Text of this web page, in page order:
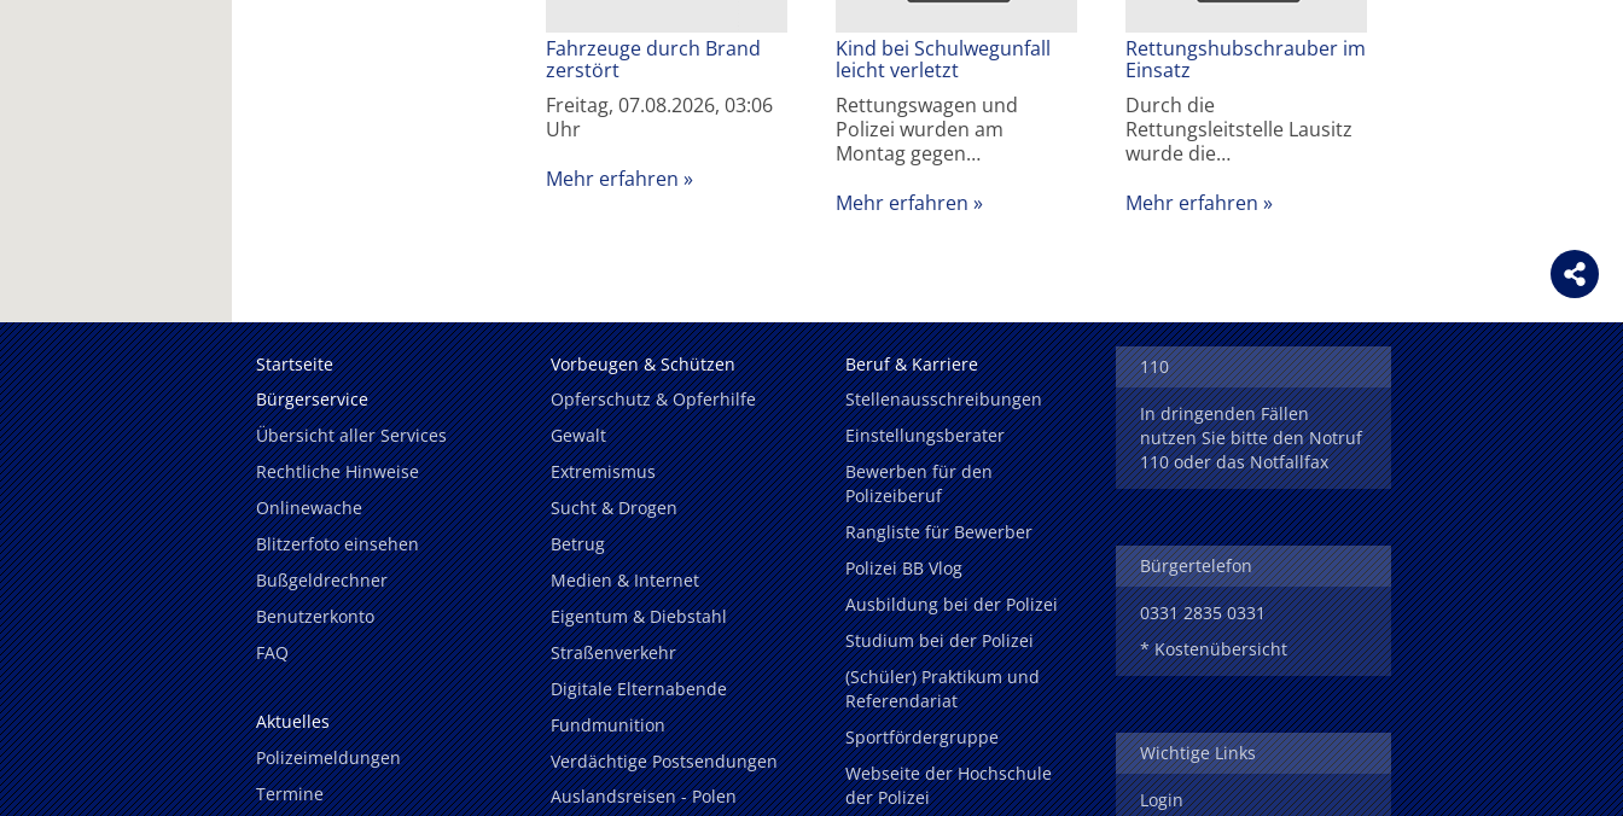
Fahrzeuge durch Brand
zerstört
Freitag, 07.08.2026, 03:06
Uhr
Mehr erfahren
Kind bei Schulwegunfall
leicht verletzt
Rettungswagen und
Polizei wurden am
Montag gegen…
Mehr erfahren
Rettungshubschrauber im
Einsatz
Durch die
Rettungsleitstelle Lausitz
wurde die…
Mehr erfahren
Startseite
Bürgerservice
Übersicht aller Services
Rechtliche Hinweise
Onlinewache
Blitzerfoto einsehen
Bußgeldrechner
Benutzerkonto
FAQ
Aktuelles
Polizeimeldungen
Termine
Vorbeugen & Schützen
Opferschutz & Opferhilfe
Gewalt
Extremismus
Sucht & Drogen
Betrug
Medien & Internet
Eigentum & Diebstahl
Straßenverkehr
Digitale Elternabende
Fundmunition
Verdächtige Postsendungen
Auslandsreisen - Polen
Beruf & Karriere
Stellenausschreibungen
Einstellungsberater
Bewerben für den
Polizeiberuf
Rangliste für Bewerber
Polizei BB Vlog
Ausbildung bei der Polizei
Studium bei der Polizei
(Schüler) Praktikum und
Referendariat
Sportfördergruppe
Webseite der Hochschule
der Polizei
110
In dringenden Fällen
nutzen Sie bitte den Notruf
110 oder das Notfallfax
Bürgertelefon
0331 2835 0331
* Kostenübersicht
Wichtige Links
Login